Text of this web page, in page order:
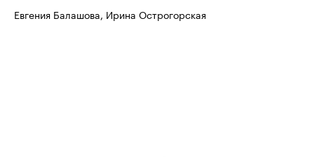
Евгения Балашова, Ирина Острогорская